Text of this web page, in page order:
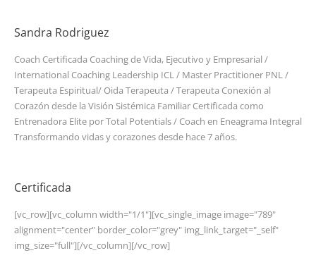
Sandra Rodriguez
Coach Certificada Coaching de Vida, Ejecutivo y Empresarial /
International Coaching Leadership ICL / Master Practitioner PNL /
Terapeuta Espiritual/ Oida Terapeuta / Terapeuta Conexión al
Corazón desde la Visión Sistémica Familiar Certificada como
Entrenadora Elite por Total Potentials / Coach en Eneagrama Integral
Transformando vidas y corazones desde hace 7 años.
Certificada
[vc_row][vc_column width="1/1"][vc_single_image image="789"
alignment="center" border_color="grey" img_link_target="_self"
img_size="full"][/vc_column][/vc_row]